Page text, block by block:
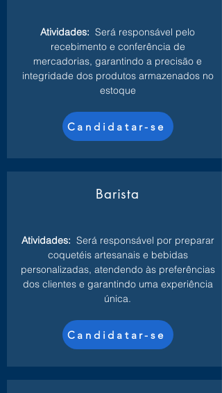
Atividades: Será responsável pelo
recebimento e conferência de
mercadorias, garantindo a precisão e
integridade dos produtos armazenados no
estoque
Candidatar-se
Barista
Atividades: Será responsável por preparar
coquetéis artesanais e bebidas
personalizadas, atendendo às preferências
dos clientes e garantindo uma experiência
única.
Candidatar-se